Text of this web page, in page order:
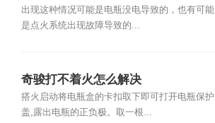
出现这种情况可能是电瓶没电导致的，也有可能
是点火系统出现故障导致的...
奇骏打不着火怎么解决
搭火启动将电瓶盒的卡扣取下即可打开电瓶保护
盖,露出电瓶的正负极。取一根...